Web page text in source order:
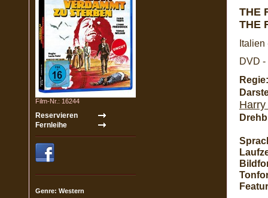
Film-Nr.: 16244
Genre: Western
THE
THE
Italien
DVD -
Regie: